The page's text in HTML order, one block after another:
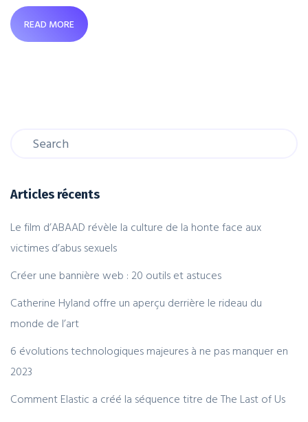
READ MORE
Articles récents
Le film d’ABAAD révèle la culture de la honte face aux
victimes d’abus sexuels
Créer une bannière web : 20 outils et astuces
Catherine Hyland offre un aperçu derrière le rideau du
monde de l’art
6 évolutions technologiques majeures à ne pas manquer en
2023
Comment Elastic a créé la séquence titre de The Last of Us